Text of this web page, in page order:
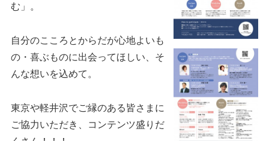
む」。
自分のこころとからだが心地よいも
の・喜ぶものに出会ってほしい、そ
んな想いを込めて。
東京や軽井沢でご縁のある皆さまに
ご協力いただき、コンテンツ盛りだ